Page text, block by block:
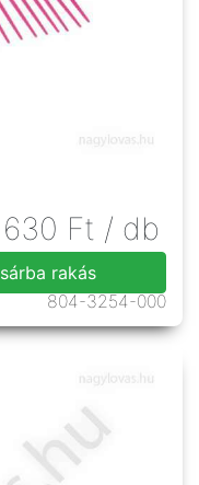
Ft / db
rakás
804-3254-000